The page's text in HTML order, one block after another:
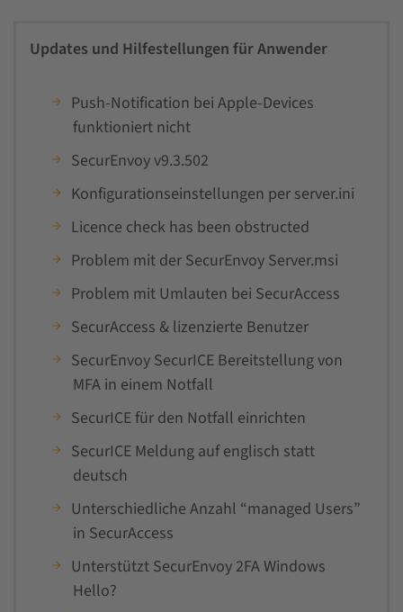
Updates und Hilfestellungen für Anwender
Push-Notification bei Apple-Devices
funktioniert nicht
SecurEnvoy v9.3.502
Konfigurationseinstellungen per server.ini
Licence check has been obstructed
Problem mit der SecurEnvoy Server.msi
Problem mit Umlauten bei SecurAccess
SecurAccess & lizenzierte Benutzer
SecurEnvoy SecurICE Bereitstellung von
MFA in einem Notfall
SecurICE für den Notfall einrichten
SecurICE Meldung auf englisch statt
deutsch
Unterschiedliche Anzahl “managed Users”
in SecurAccess
Unterstützt SecurEnvoy 2FA Windows
Hello?